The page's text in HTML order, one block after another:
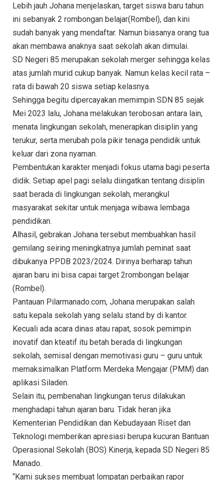
Lebih jauh Johana menjelaskan, target siswa baru tahun
ini sebanyak 2 rombongan belajar(Rombel), dan kini
sudah banyak yang mendaftar. Namun biasanya orang tua
akan membawa anaknya saat sekolah akan dimulai.
SD Negeri 85 merupakan sekolah merger sehingga kelas
atas jumlah murid cukup banyak. Namun kelas kecil rata –
rata di bawah 20 siswa setiap kelasnya.
Sehingga begitu dipercayakan memimpin SDN 85 sejak
Mei 2023 lalu, Johana melakukan terobosan antara lain,
menata lingkungan sekolah, menerapkan disiplin yang
terukur, serta merubah pola pikir tenaga pendidik untuk
keluar dari zona nyaman.
Pembentukan karakter menjadi fokus utama bagi peserta
didik. Setiap apel pagi selalu diingatkan tentang disiplin
saat berada di lingkungan sekolah, merangkul
masyarakat sekitar untuk menjaga wibawa lembaga
pendidikan.
Alhasil, gebrakan Johana tersebut membuahkan hasil
gemilang seiring meningkatnya jumlah peminat saat
dibukanya PPDB 2023/2024. Dirinya berharap tahun
ajaran baru ini bisa capai target 2rombongan belajar
(Rombel).
Pantauan Pilarmanado.com, Johana merupakan salah
satu kepala sekolah yang selalu stand by di kantor.
Kecuali ada acara dinas atau rapat, sosok pemimpin
inovatif dan kteatif itu betah berada di lingkungan
sekolah, semisal dengan memotivasi guru – guru untuk
memaksimalkan Platform Merdeka Mengajar (PMM) dan
aplikasi Siladen.
Selain itu, pembenahan lingkungan terus dilakukan
menghadapi tahun ajaran baru. Tidak heran jika
Kementerian Pendidikan dan Kebudayaan Riset dan
Teknologi memberikan apresiasi berupa kucuran Bantuan
Operasional Sekolah (BOS) Kinerja, kepada SD Negeri 85
Manado.
“Kami sukses membuat lompatan perbaikan rapor